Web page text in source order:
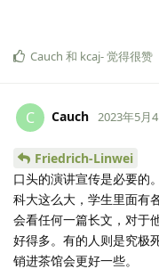
Cauch 和 kcaj-觉得很赞
C Cauch 2023年5月
Friedrich-Linwei
口头的演讲宣传是必要的
科大这么大，学生里面有
会看任何一篇长文，对于
好得多。有的人则是究极
销进茶馆会更好一些。